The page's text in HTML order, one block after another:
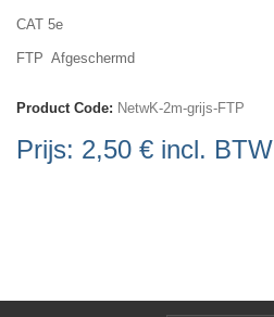
CAT 5e
FTP Afgeschermd
Product Code: NetwK-2m-grijs-FTP
Prijs: 2,50 € incl. BTW